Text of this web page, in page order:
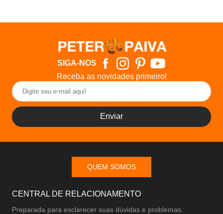
SIGA-NOS
Receba as novidades primeiro!
Enviar
QUEM SOMOS
CENTRAL DE RELACIONAMENTO
Preparada para esclarecer suas dúvidas e problemas.